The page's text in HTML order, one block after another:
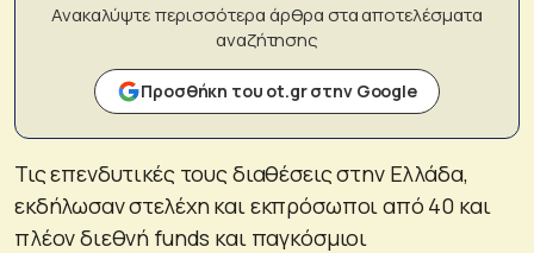
Ανακαλύψτε περισσότερα άρθρα στα αποτελέσματα
αναζήτησης
Προσθήκη του ot.gr στην Google
Τις επενδυτικές τους διαθέσεις στην Ελλάδα,
εκδήλωσαν στελέχη και εκπρόσωποι από 40 και
πλέον διεθνή funds και παγκόσμιοι